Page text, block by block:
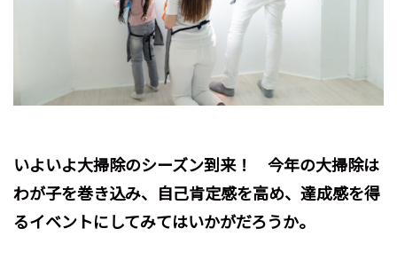
いよいよ大掃除のシーズン到来！ 今年の大掃除は
わが子を巻き込み、自己肯定感を高め、達成感を得
るイベントにしてみてはいかがだろうか。